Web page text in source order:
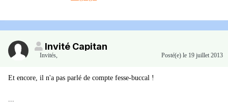
Invité Capitan
Invités Posté(e) le 19 juillet 2013
Et encore, il n'a pas parlé de compte fesse-buccal !